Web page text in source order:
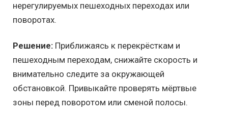
нерегулируемых пешеходных переходах или
поворотах.
Решение: Приближаясь к перекрёсткам и
пешеходным переходам, снижайте скорость и
внимательно следите за окружающей
обстановкой. Привыкайте проверять мёртвые
зоны перед поворотом или сменой полосы.